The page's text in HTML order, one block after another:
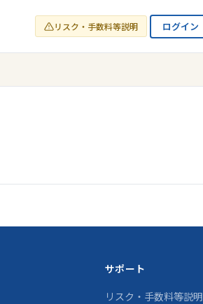
リスク・手数料等説明 ログイン
サポート
リスク・手数料等説明